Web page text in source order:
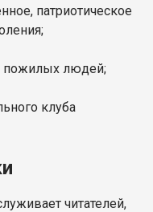
патриотическое
пожилых людей;
клуба
читателей,